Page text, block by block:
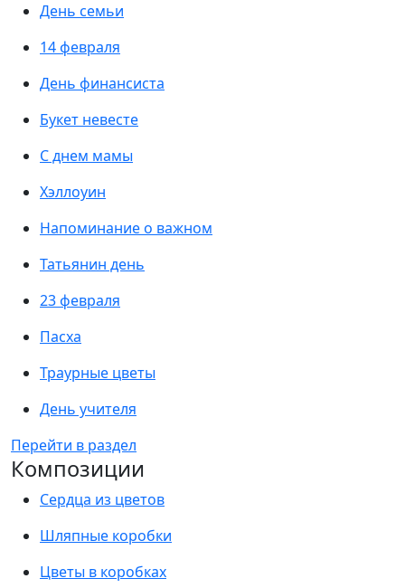
День семьи
14 февраля
День финансиста
Букет невесте
С днем мамы
Хэллоуин
Напоминание о важном
Татьянин день
23 февраля
Пасха
Траурные цветы
День учителя
Перейти в раздел
Композиции
Сердца из цветов
Шляпные коробки
Цветы в коробках